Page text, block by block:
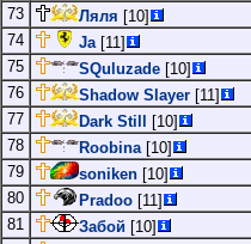
73
Ляля [10]
74
Ja[11]
75
SQuluzade [10]
76
Shadow Slayer [11]
77
Dark Still
[10]
78
Roobina[10]
79
soniken [10]
80
Pradoo [11]
81
Забой [10]